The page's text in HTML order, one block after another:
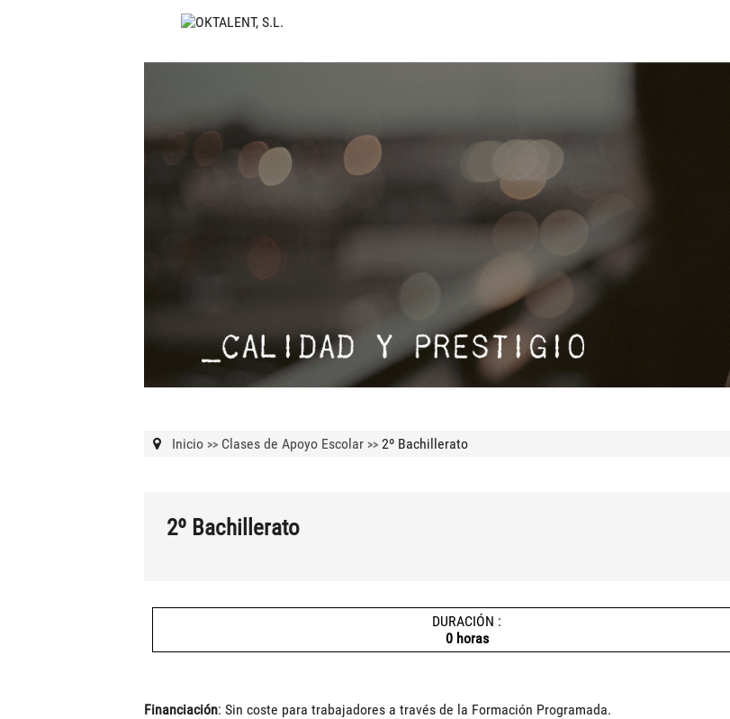
Inicio >> Clases de Apoyo Escolar >> 2º Bachillerato
2º Bachillerato
DURACIÓN :
0 horas
Financiación: Sin coste para trabajadores a través de la Formación Programada.